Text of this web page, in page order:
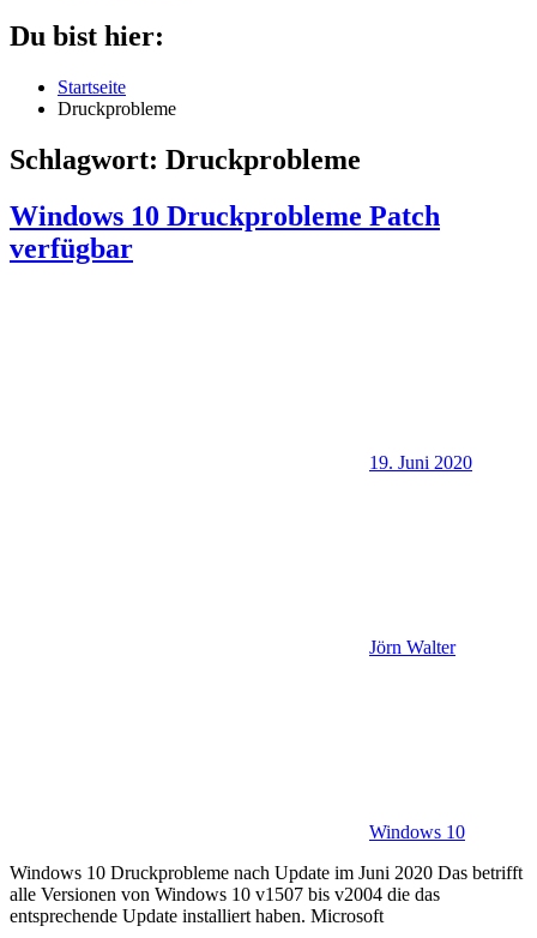
Du bist hier:
Startseite
Druckprobleme
Schlagwort: Druckprobleme
Windows 10 Druckprobleme Patch
verfügbar
19. Juni 2020
Jörn Walter
Windows 10
Windows 10 Druckprobleme nach Update im Juni 2020 Das betrifft
alle Versionen von Windows 10 v1507 bis v2004 die das
entsprechende Update installiert haben. Microsoft